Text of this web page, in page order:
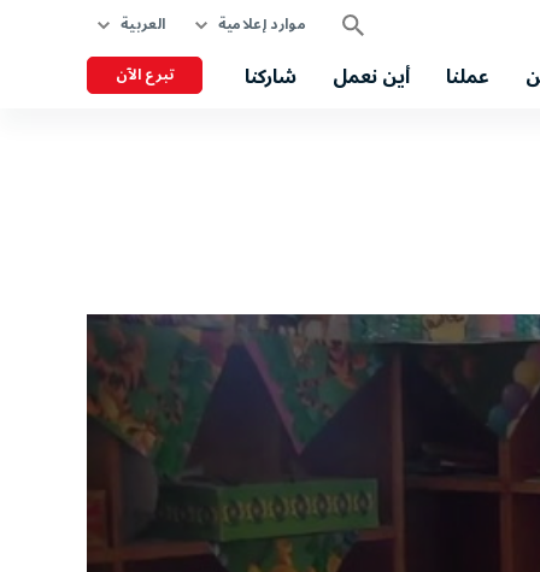
موارد إعلامية العربية
عملنا أين نعمل شاركنا تبرع الآن